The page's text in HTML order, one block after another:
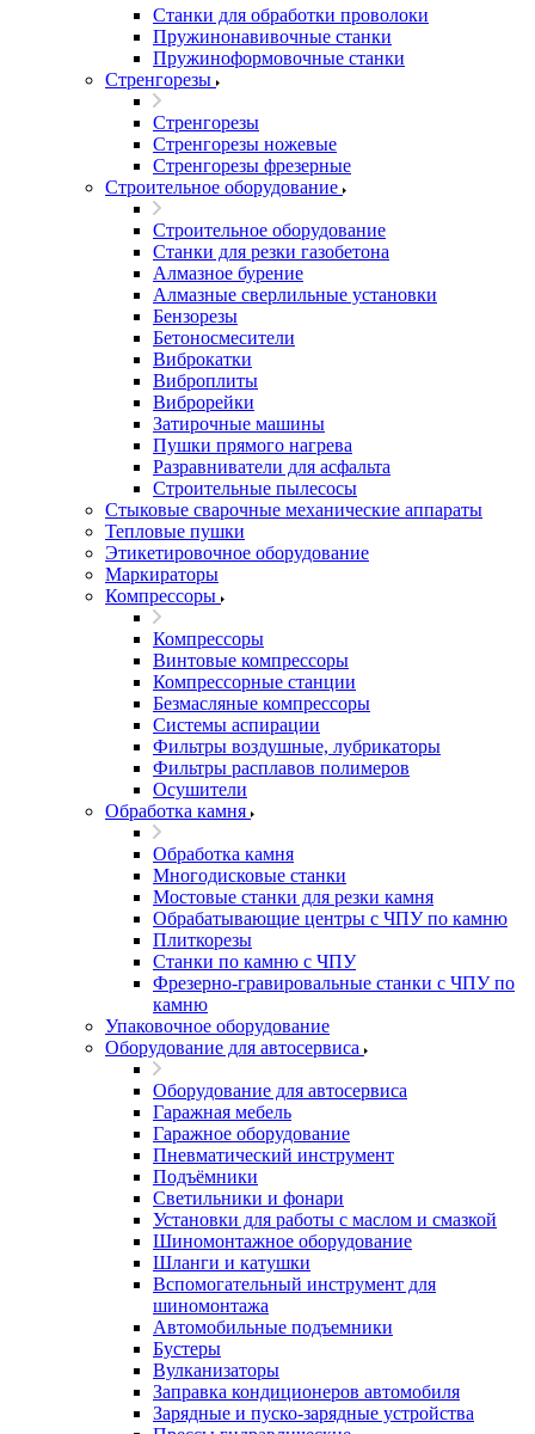
Станки для обработки проволоки
Пружинонавивочные станки
Пружиноформовочные станки
Стренгорезы
Стренгорезы
Стренгорезы ножевые
Стренгорезы фрезерные
Строительное оборудование
Строительное оборудование
Станки для резки газобетона
Алмазное бурение
Алмазные сверлильные установки
Бензорезы
Бетоносмесители
Виброкатки
Виброплиты
Виброрейки
Затирочные машины
Пушки прямого нагрева
Разравниватели для асфальта
Строительные пылесосы
Стыковые сварочные механические аппараты
Тепловые пушки
Этикетировочное оборудование
Маркираторы
Компрессоры
Компрессоры
Винтовые компрессоры
Компрессорные станции
Безмасляные компрессоры
Системы аспирации
Фильтры воздушные, лубрикаторы
Фильтры расплавов полимеров
Осушители
Обработка камня
Обработка камня
Многодисковые станки
Мостовые станки для резки камня
Обрабатывающие центры с ЧПУ по камню
Плиткорезы
Станки по камню с ЧПУ
Фрезерно-гравировальные станки с ЧПУ по
камню
Упаковочное оборудование
Оборудование для автосервиса
Оборудование для автосервиса
Гаражная мебель
Гаражное оборудование
Пневматический инструмент
Подъёмники
Светильники и фонари
Установки для работы с маслом и смазкой
Шиномонтажное оборудование
Шланги и катушки
Вспомогательный инструмент для
шиномонтажа
Автомобильные подъемники
Бустеры
Вулканизаторы
Заправка кондиционеров автомобиля
Зарядные и пуско-зарядные устройства